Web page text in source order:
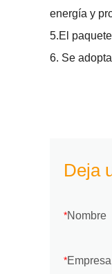
energía y
5.El
6. Se
Deja
*Nombre
*Empresa